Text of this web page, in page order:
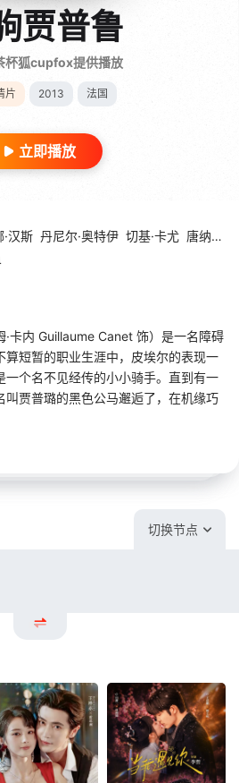
贾普鲁
杯狐cupfox提供播放
片 2013 法国
立即播放
汉斯 丹尼尔·奥特伊 切基·卡尤 唐纳德·萨瑟兰
内 Guillaume Canet 饰）是一名障碍
算短暂的职业生涯中，皮埃尔的表现一
一个名不见经传的小小骑手。直到有一
叫贾普璐的黑色公马邂逅了，在机缘巧
切换节点